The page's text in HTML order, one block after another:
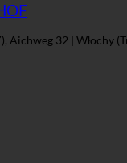
Aichweg 32 | Włochy